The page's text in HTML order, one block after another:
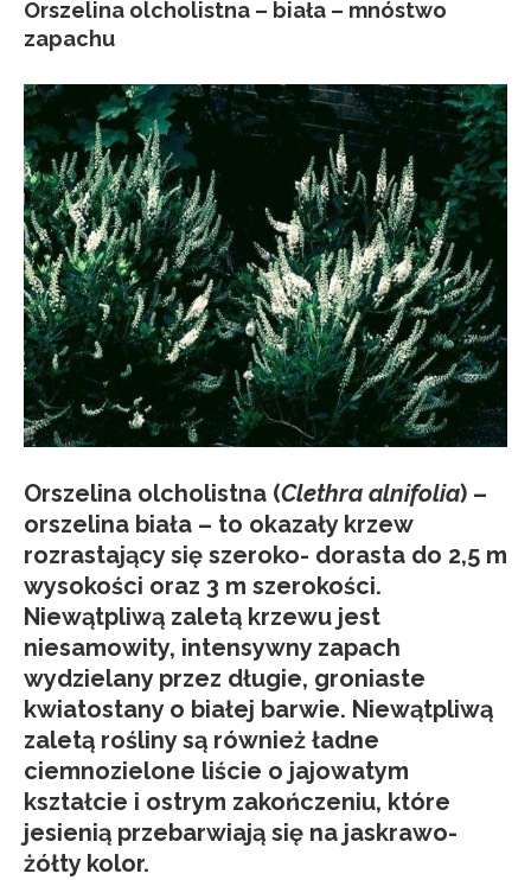
Orszelina olcholistna – biała – mnóstwo
zapachu
Orszelina olcholistna (Clethra alnifolia) –
orszelina biała – to okazały krzew
rozrastający się szeroko- dorasta do 2,5 m
wysokości oraz 3 m szerokości.
Niewątpliwą zaletą krzewu jest
niesamowity, intensywny zapach
wydzielany przez długie, groniaste
kwiatostany o białej barwie. Niewątpliwą
zaletą rośliny są również ładne
ciemnozielone liście o jajowatym
kształcie i ostrym zakończeniu, które
jesienią przebarwiają się na jaskrawo-
żółty kolor.